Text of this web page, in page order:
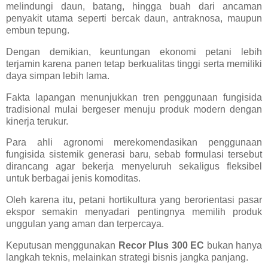
melindungi daun, batang, hingga buah dari ancaman
penyakit utama seperti bercak daun, antraknosa, maupun
embun tepung.
Dengan demikian, keuntungan ekonomi petani lebih
terjamin karena panen tetap berkualitas tinggi serta memiliki
daya simpan lebih lama.
Fakta lapangan menunjukkan tren penggunaan fungisida
tradisional mulai bergeser menuju produk modern dengan
kinerja terukur.
Para ahli agronomi merekomendasikan penggunaan
fungisida sistemik generasi baru, sebab formulasi tersebut
dirancang agar bekerja menyeluruh sekaligus fleksibel
untuk berbagai jenis komoditas.
Oleh karena itu, petani hortikultura yang berorientasi pasar
ekspor semakin menyadari pentingnya memilih produk
unggulan yang aman dan terpercaya.
Keputusan menggunakan Recor Plus 300 EC bukan hanya
langkah teknis, melainkan strategi bisnis jangka panjang.